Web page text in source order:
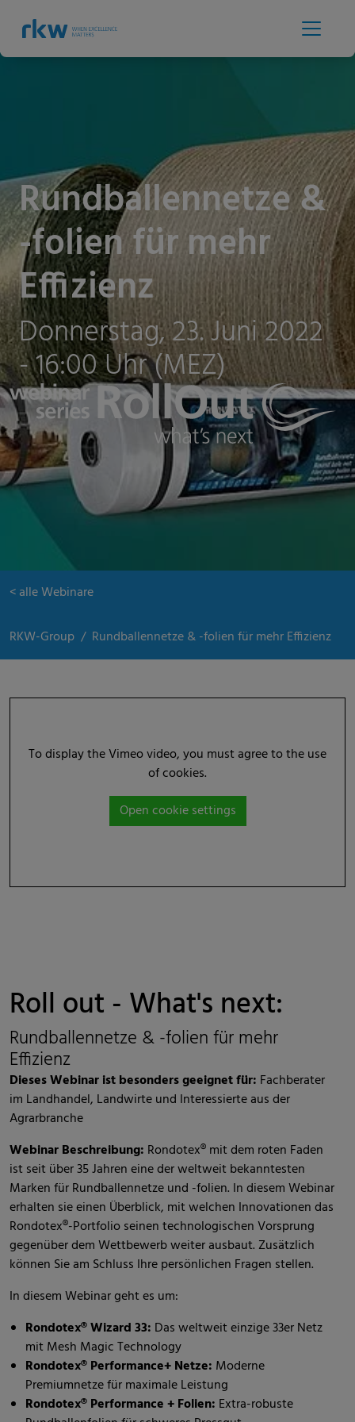
Rundballennetze &
-folien für mehr
Effizienz
Donnerstag, 23. Juni 2022
- 16:00 Uhr (MEZ)
< alle Webinare
RKW-Group Rundballennetze & -folien für mehr Effizienz
To display the Vimeo video, you must agree to the use
of cookies.
Open cookie settings
Roll out - What's next:
Rundballennetze & -folien für mehr
Effizienz
Dieses Webinar ist besonders geeignet für: Fachberater
im Landhandel, Landwirte und Interessierte aus der
Agrarbranche
Webinar Beschreibung: Rondotex® mit dem roten Faden
ist seit über 35 Jahren eine der weltweit bekanntesten
Marken für Rundballennetze und -folien. In diesem Webinar
erhalten sie einen Überblick, mit welchen Innovationen das
Rondotex®-Portfolio seinen technologischen Vorsprung
gegenüber dem Wettbewerb weiter ausbaut. Zusätzlich
können Sie am Schluss Ihre persönlichen Fragen stellen.
In diesem Webinar geht es um:
Rondotex® Wizard 33: Das weltweit einzige 33er Netz
mit Mesh Magic Technology
Rondotex® Performance+ Netze: Moderne
Premiumnetze für maximale Leistung
Rondotex® Performance + Folien: Extra-robuste